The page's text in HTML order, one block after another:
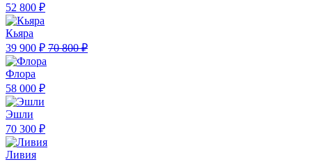
52 800 ₽
Кьяра
39 900 ₽ 70 800 ₽
Флора
58 000 ₽
Эшли
70 300 ₽
Ливия